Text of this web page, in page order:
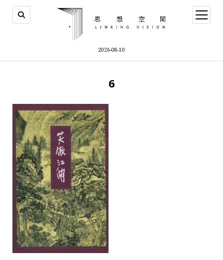
2026-08-10
open
menu
6